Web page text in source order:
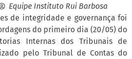
Equipe Instituto Rui Barbosa
de integridade e governança foi
do primeiro dia (20/05) do
Internas dos Tribunais de
pelo Tribunal de Contas do